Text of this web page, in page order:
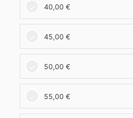
40,00 €
45,00 €
50,00 €
55,00 €